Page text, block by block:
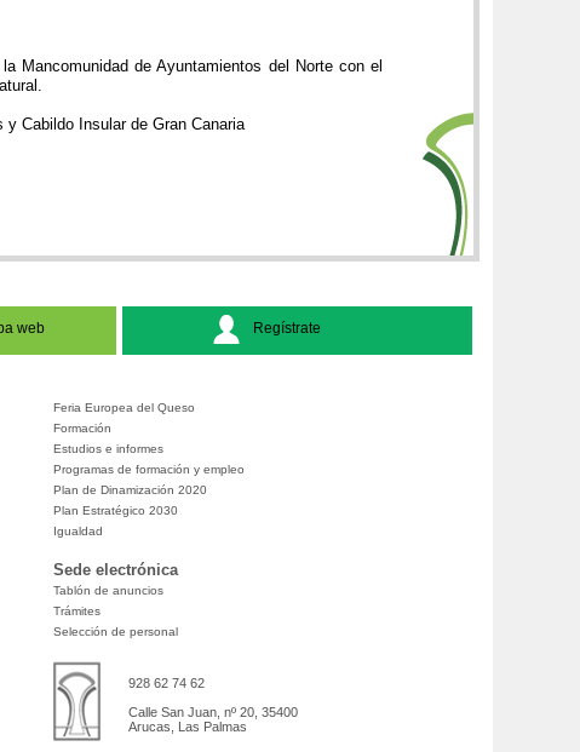
Mancomunidad de Ayuntamientos del Norte con el
Cabildo Insular de Gran Canaria
web Regístrate
Feria Europea del Queso
Formación
Estudios e informes
Programas de formación y empleo
Plan de Dinamización 2020
Plan Estratégico 2030
Igualdad
Sede electrónica
Tablón de anuncios
Trámites
Selección de personal
928 62 74 62
Calle San Juan, nº 20, 35400
Arucas, Las Palmas